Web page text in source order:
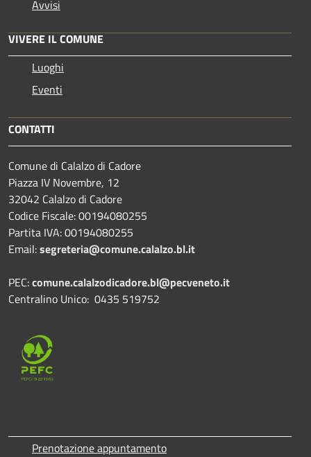
Avvisi
VIVERE IL COMUNE
Luoghi
Eventi
CONTATTI
Comune di Calalzo di Cadore
Piazza IV Novembre, 12
32042 Calalzo di Cadore
Codice Fiscale: 00194080255
Partita IVA: 00194080255
Email:segreteria@comune.calalzo.bl.it
PEC:comune.calalzodicadore.bl@pecveneto.it
Centralino Unico: 0435 519752
Prenotazione appuntamento